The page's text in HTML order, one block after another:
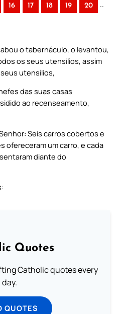
16 17 18 19 20 ..
o tabernáculo, o levantou,
os seus utensílios, assim
utensílios,
das suas casas
ao recenseamento,
Seis carros cobertos e
ofereceram um carro, e cada
diante do
Quotes
Catholic quotes every
day.
QUOTES